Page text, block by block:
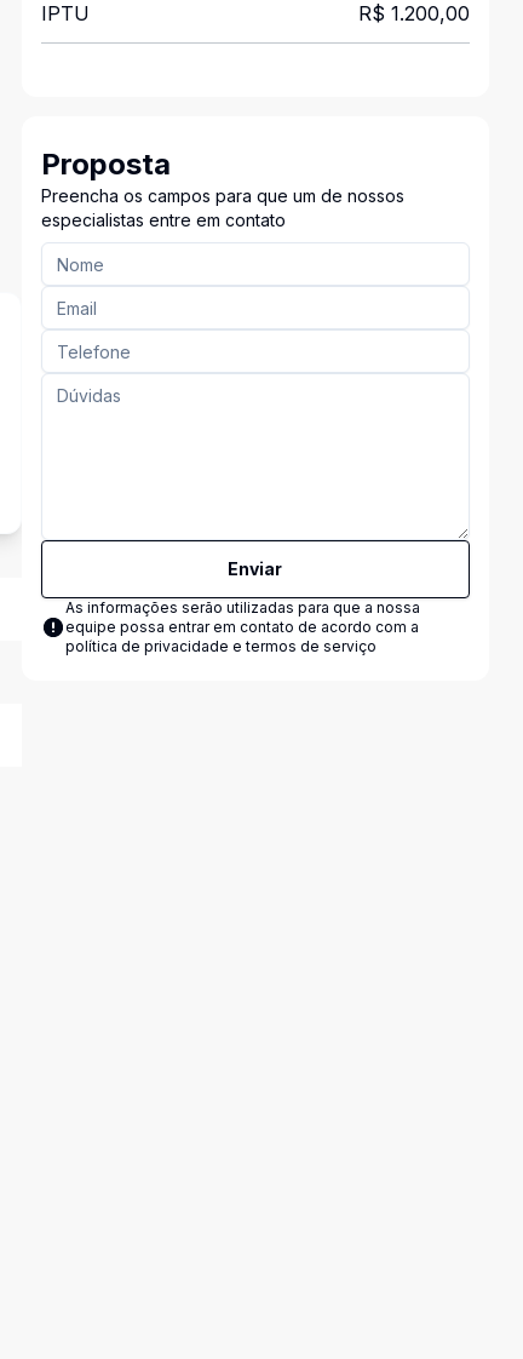
IPTU R$ 1.200,00
Proposta
Preencha os campos para que um de nossos
especialistas entre em contato
Enviar
As informações serão utilizadas para que a nossa
equipe possa entrar em contato de acordo com a
política de privacidade e termos de serviço